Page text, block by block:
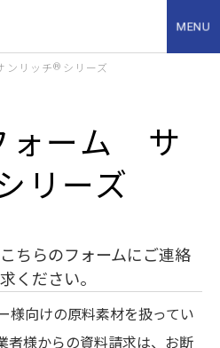
ンリッチ® シリーズ
ォーム サ
リーズ
ちらのフォームにご連絡
ください。
様向けの原料素材を扱ってい
者様からの資料請求は、お断